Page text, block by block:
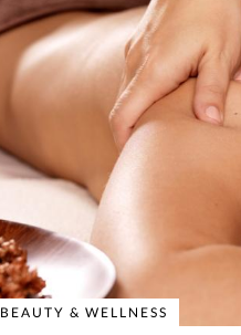
BEAUTY & WELLNESS